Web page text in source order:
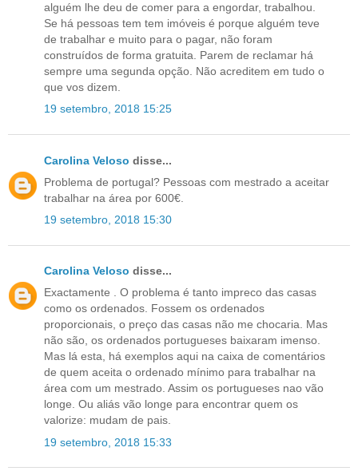
alguém lhe deu de comer para a engordar, trabalhou.
Se há pessoas tem tem imóveis é porque alguém teve
de trabalhar e muito para o pagar, não foram
construídos de forma gratuita. Parem de reclamar há
sempre uma segunda opção. Não acreditem em tudo o
que vos dizem.
19 setembro, 2018 15:25
Carolina Veloso disse...
Problema de portugal? Pessoas com mestrado a aceitar
trabalhar na área por 600€.
19 setembro, 2018 15:30
Carolina Veloso disse...
Exactamente . O problema é tanto impreco das casas
como os ordenados. Fossem os ordenados
proporcionais, o preço das casas não me chocaria. Mas
não são, os ordenados portugueses baixaram imenso.
Mas lá esta, há exemplos aqui na caixa de comentários
de quem aceita o ordenado mínimo para trabalhar na
área com um mestrado. Assim os portugueses nao vão
longe. Ou aliás vão longe para encontrar quem os
valorize: mudam de pais.
19 setembro, 2018 15:33